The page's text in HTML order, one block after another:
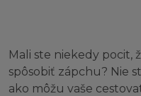
Mali ste niekedy pocit,
spôsobiť zápchu? Nie
ako môžu vaše